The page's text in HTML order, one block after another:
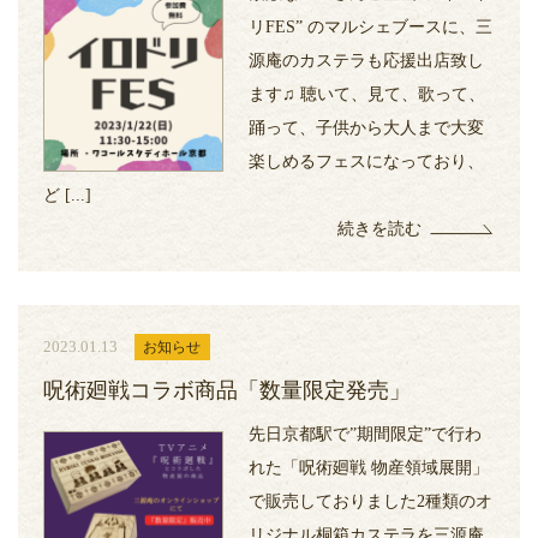
リFES” のマルシェブースに、三
源庵のカステラも応援出店致し
ます♫ 聴いて、見て、歌って、
踊って、子供から大人まで大変
楽しめるフェスになっており、
ど [...]
続きを読む
2023.01.13 お知らせ
呪術廻戦コラボ商品「数量限定発売」
先日京都駅で”期間限定”で行わ
れた「呪術廻戦 物産領域展開」
で販売しておりました2種類のオ